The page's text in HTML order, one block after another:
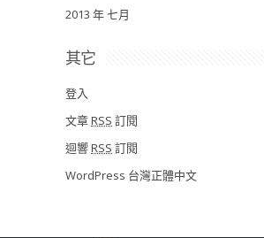
2013 年 七月
其它
登入
文章RSS 訂閱
迴響RSS 訂閱
WordPress 台灣正體中文